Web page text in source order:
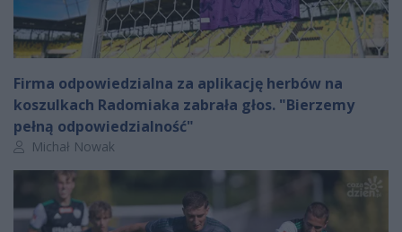
Firma odpowiedzialna za aplikację herbów na
koszulkach Radomiaka zabrała głos. "Bierzemy
pełną odpowiedzialność"
Autor artykułu:
Michał Nowak